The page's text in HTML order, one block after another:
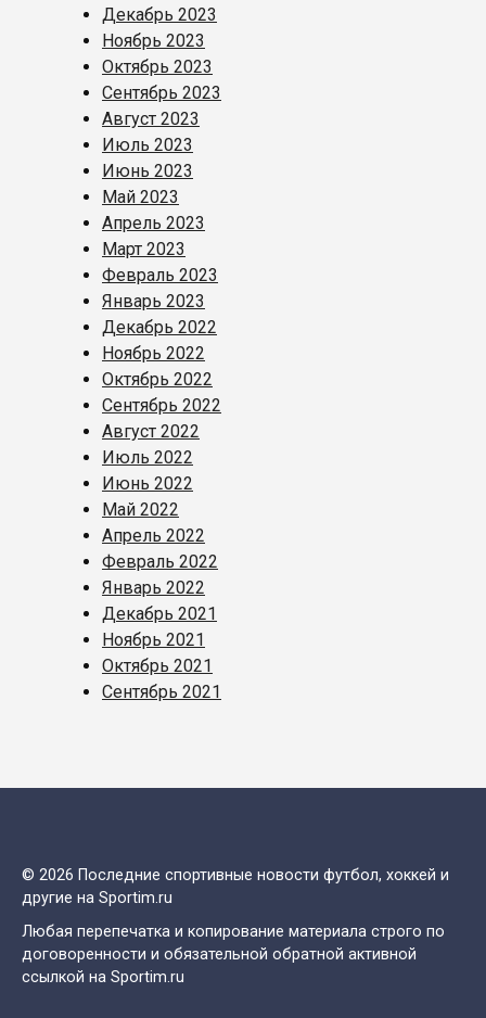
Декабрь 2023
Ноябрь 2023
Октябрь 2023
Сентябрь 2023
Август 2023
Июль 2023
Июнь 2023
Май 2023
Апрель 2023
Март 2023
Февраль 2023
Январь 2023
Декабрь 2022
Ноябрь 2022
Октябрь 2022
Сентябрь 2022
Август 2022
Июль 2022
Июнь 2022
Май 2022
Апрель 2022
Февраль 2022
Январь 2022
Декабрь 2021
Ноябрь 2021
Октябрь 2021
Сентябрь 2021
© 2026 Последние спортивные новости футбол, хоккей и
другие на Sportim.ru
Любая перепечатка и копирование материала строго по
договоренности и обязательной обратной активной
ссылкой на Sportim.ru